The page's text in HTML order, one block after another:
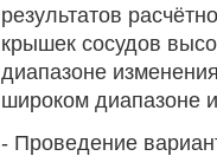
результатов
крышек сосудов
диапазоне
широком диапазоне
- Проведение